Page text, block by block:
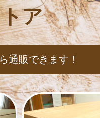
ア
通販できます！